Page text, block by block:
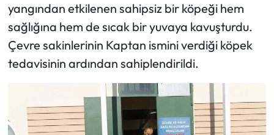
yangından etkilenen sahipsiz bir köpeği hem
sağlığına hem de sıcak bir yuvaya kavuşturdu.
Çevre sakinlerinin Kaptan ismini verdiği köpek
tedavisinin ardından sahiplendirildi.